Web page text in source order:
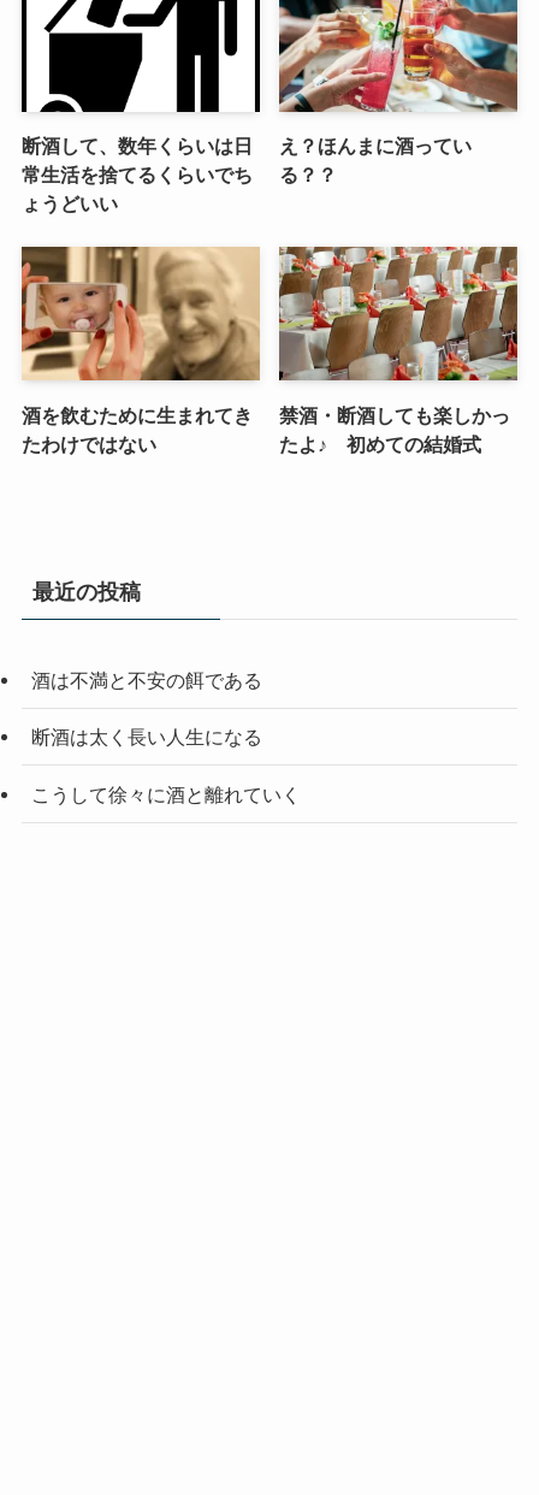
断酒して、数年くらいは日
常生活を捨てるくらいでち
ょうどいい
え？ほんまに酒ってい
る？？
酒を飲むために生まれてき
たわけではない
禁酒・断酒しても楽しかっ
たよ♪ 初めての結婚式
最近の投稿
酒は不満と不安の餌である
断酒は太く長い人生になる
こうして徐々に酒と離れていく